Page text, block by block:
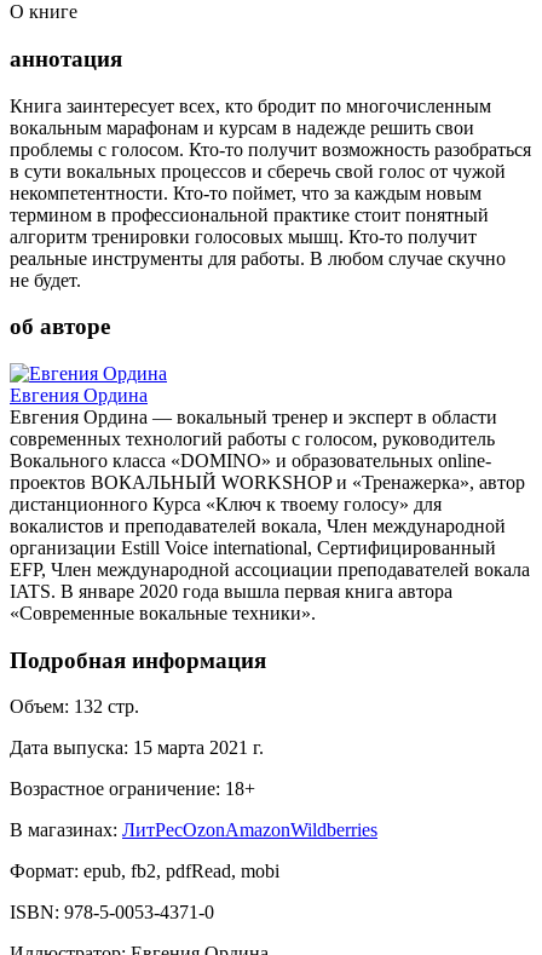
О книге
аннотация
Книга заинтересует всех, кто бродит по многочисленным
вокальным марафонам и курсам в надежде решить свои
проблемы с голосом. Кто-то получит возможность разобраться
в сути вокальных процессов и сберечь свой голос от чужой
некомпетентности. Кто-то поймет, что за каждым новым
термином в профессиональной практике стоит понятный
алгоритм тренировки голосовых мышц. Кто-то получит
реальные инструменты для работы. В любом случае скучно
не будет.
об авторе
Евгения Ордина
Евгения Ордина — вокальный тренер и эксперт в области
современных технологий работы с голосом, руководитель
Вокального класса «DOMINO» и образовательных online-
проектов ВОКАЛЬНЫЙ WORKSHOP и «Тренажерка», автор
дистанционного Курса «Ключ к твоему голосу» для
вокалистов и преподавателей вокала, Член международной
организации Estill Voice international, Сертифицированный
EFP, Член международной ассоциации преподавателей вокала
IATS. В январе 2020 года вышла первая книга автора
«Современные вокальные техники».
Подробная информация
Объем: 132 стр.
Дата выпуска: 15 марта 2021 г.
Возрастное ограничение: 18+
В магазинах: ЛитРесOzonAmazonWildberries
Формат: epub, fb2, pdfRead, mobi
ISBN: 978-5-0053-4371-0